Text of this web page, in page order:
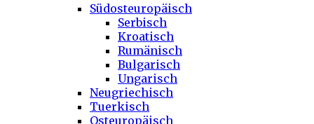
Südosteuropäisch
Serbisch
Kroatisch
Rumänisch
Bulgarisch
Ungarisch
Neugriechisch
Tuerkisch
Osteuropäisch